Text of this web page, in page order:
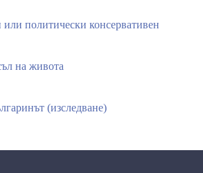
политически консервативен
на живота
(изследване)